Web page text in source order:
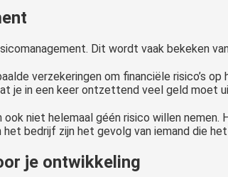
Dit wordt vaak bekeken
verzekeringen om financiële risico’s
je in een keer ontzettend veel geld moet
niet helemaal géén risico willen
het bedrijf zijn het gevolg van iemand die
je ontwikkeling